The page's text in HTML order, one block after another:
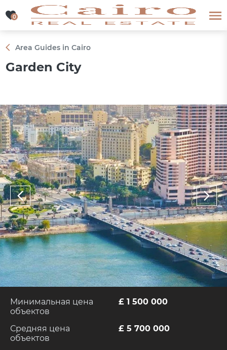
0
0
Area Guides in Cairo
Garden City
Минимальная цена
объектов
£ 1 500 000
Средняя цена
объектов
£ 5 700 000